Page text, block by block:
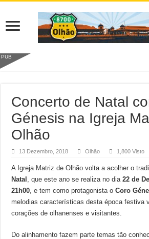
PUB
Concerto de Natal
Génesis na Igreja
Olhão
13 Dezembro, 2018 Olhão 1,800 Visto
A Igreja Matriz de Olhão volta a acolher o
Natal , que este ano se realiza no dia22 de
21h00, e tem como protagonista oCoro
melodias características desta época festiva
corações de olhanenses e visitantes.
Do alinhamento fazem parte temas tão